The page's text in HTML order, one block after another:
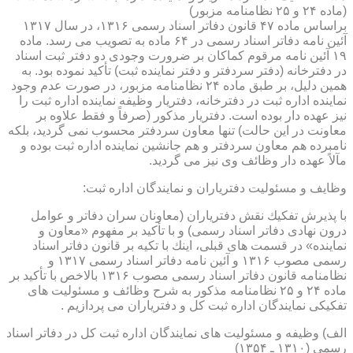
(ماده ۲۴ و ۲۵ نظامنامه مزبور)
براساس ماده ۴۷ قانون دفاتر اسناد رسمی ۱۳۱۶، در سال ۱۳۱۷
آئین نامه دفاتر اسناد رسمی در ۶۴ ماده به تصویب می رسد. ماده
۱۹ آئین نامه مرقوم كماكان بر ضرورت وجودی دو دفتر ثبت اسناد
در دفترخانه (دفتر سردفتر و دفتر نماینده ثبت) تأكید نموده بود. به
همین دلیل، بر طبق ماده ۲۴ نظامنامه مزبور، در صورت عدم وجود
نماینده اداره ثبت در دفترخانه، دفتریار وظیفه نماینده اداره ثبت را
نیز عهده دار بوده است. دفتریار مذكور (صرفاً و فقط علاوه بر
معاونت در این حالت) تنها معاون سردفتر محسوب نمی گردید، بلكه
نامبرده هم معاون سردفتر و هم جانشین نماینده اداره ثبت بوده و
مآلاً عهده دار وظائف وی نیز می گردید.
وظایف و مسئولیت دفتریاران و نمایندگان اداره ثبت:
با پذیرش تفكیك نقش دفتریاران (معاونان سران دفاتر و عوامل
درون نهادی دفاتر اسناد رسمی) و با تأكید بر مفهوم «معاون و
نماینده» در قسمت های قبلی، اینك با تكیه بر قانون دفاتر اسناد
رسمی مصوب ۱۳۱۶ و آئین نامه دفاتر اسناد رسمی ۱۳۱۷ و
نظامنامه قانون دفاتر اسناد رسمی مصوب ۱۳۱۶ بالاخص با تأكید بر
ماده ۲۴ و ۲۵ نظامنامه مذكور به شرح وظائف و مسئولیت های
تفكیكی نمایندگان اداره ثبت كل و دفتریاران می پردازیم .
الف) وظیفه و مسئولیت های نمایندگان اداره ثبت كل در دفاتر اسناد
رسمی (۱۳۱۰ ـ ۱۳۵۴)